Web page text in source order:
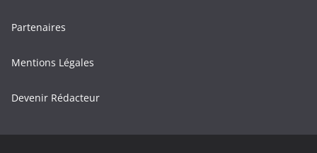
Partenaires
Mentions Légales
Devenir Rédacteur